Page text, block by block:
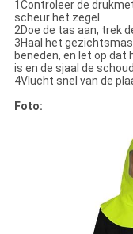
1Controleer de
scheur het zegel.
2Doe de tas aan, trek
3Haal het
beneden, en let op
is en de sjaal de
4Vlucht snel van de
Foto: